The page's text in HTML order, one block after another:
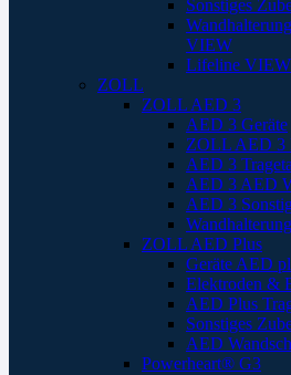
Sonstiges
VIEW
Lifeline
ZOLL
ZOLL AED 3
AED 3 Geräte
ZOLL AED 3
AED 3
AED 3 AED
AED 3
ZOLL AED Plus
Geräte AED
Elektroden &
AED Plus
Sonstiges
AED
Powerheart® G3